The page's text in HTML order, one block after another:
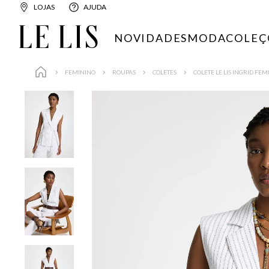
LOJAS AJUDA
NOVIDADESMODA
FEMININO ROUPAS COLETES COLETE LE LIS INGRID